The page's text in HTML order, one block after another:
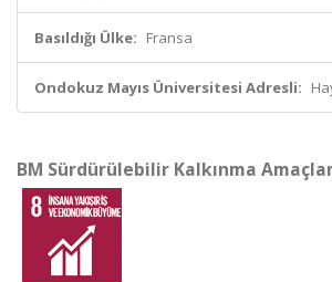
Basıldığı Ülke: Fransa
Ondokuz Mayıs Üniversitesi Adresli:
BM Sürdürülebilir Kalkınma